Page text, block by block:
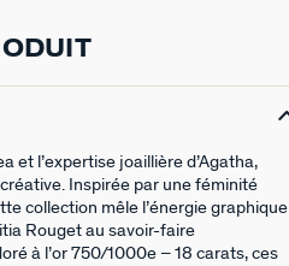
et l’expertise joaillière d’Agatha,
Inspirée par une féminité
collection mêle l’énergie graphique
Rouget au savoir-faire
à l’or 750/1000e – 18 carats, ces